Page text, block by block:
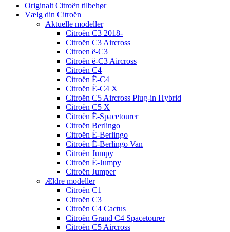
Originalt Citroën tilbehør
Vælg din Citroën
Aktuelle modeller
Citroën C3 2018-
Citroën C3 Aircross
Citroen ë-C3
Citroën ë-C3 Aircross
Citroën C4
Citroën Ë-C4
Citroën Ë-C4 X
Citroën C5 Aircross Plug-in Hybrid
Citroën C5 X
Citroën Ë-Spacetourer
Citroën Berlingo
Citroën Ë-Berlingo
Citroën Ë-Berlingo Van
Citroën Jumpy
Citroën Ë-Jumpy
Citroën Jumper
Ældre modeller
Citroën C1
Citroën C3
Citroën C4 Cactus
Citroën Grand C4 Spacetourer
Citroën C5 Aircross